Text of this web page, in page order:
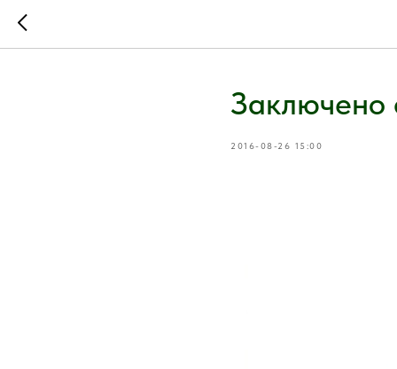
2016-08-26 15:00